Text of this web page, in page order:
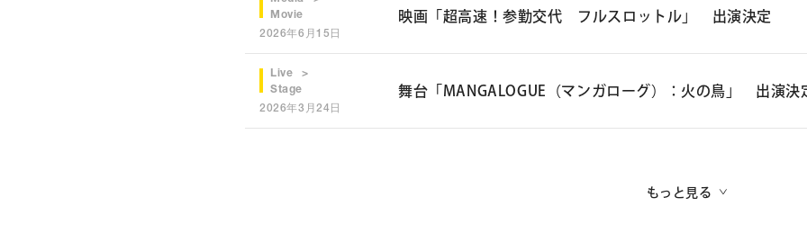
品番：HPBR-3282
▽アーティストオンラインショップ「アスマート（A!SMART）」
ドラマ「相棒 season24」DVD-BOX Ⅰ
品番：HPBR-3281
Movie
2026年6月15日
映画「超高速！参勤交代 フルスロットル」 出演決定
映画「超高速
深田恭子、
Live
Stage
2026年3月24日
舞台「MANGALOGUE（マンガローグ）：火の鳥」 出演決
もっと見る